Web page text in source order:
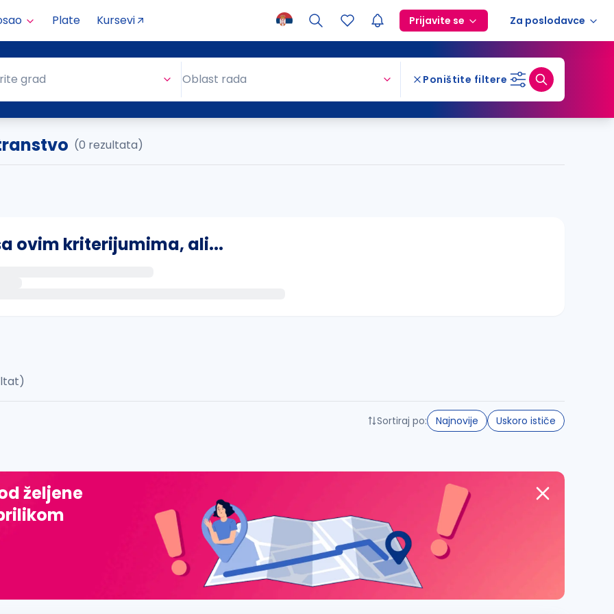
Plate Kursevi Prijavite se Za poslodavce
grad Oblast rada Poništite filtere
(0 rezultata)
ovim kriterijumima, ali...
đ, ž, dž)
Sortiraj po: Najnovije Uskoro ističe
željene